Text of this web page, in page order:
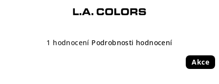
Průměrné
1 hodnocení Podrobnosti hodnocení
Akce